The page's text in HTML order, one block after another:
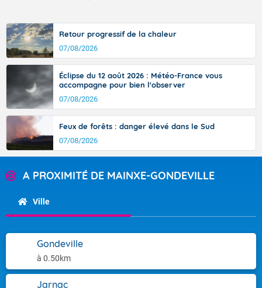
Retour progressif de la chaleur
07/08/2026
Éclipse du 12 août 2026 : Météo-France vous
accompagne pour bien l'observer
07/08/2026
Feux de forêts : danger élevé dans le Sud
07/08/2026
A PROXIMITÉ DE MAINXE-GONDEVILLE
Ville
Gondeville
à 0.50km
Jarnac